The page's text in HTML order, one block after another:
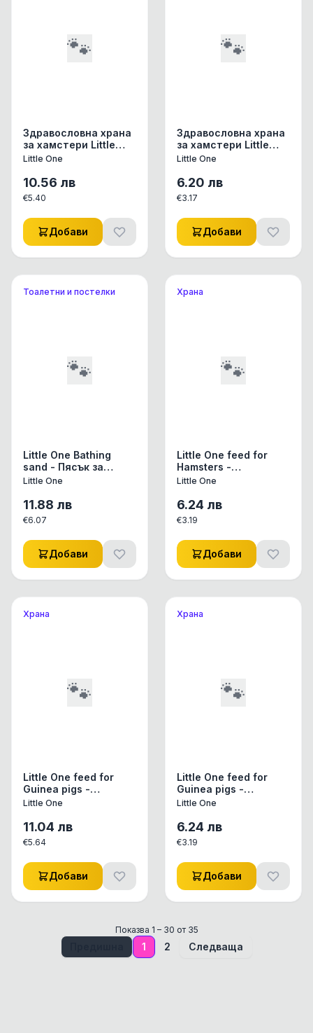
🐾
Здравословна храна
за хамстери Little
One Feed for
ядки и редки
плодове 0.900кг.
Little One
10.56 лв
€5.40
Добави
🐾
Здравословна храна
за хамстери Little
One Feed for
ядки и редки
плодове 0.400 кг.
Little One
6.20 лв
€3.17
Добави
Тоалетни и постелки
🐾
Little One Bathing
sand - Пясък за
къпане 1 кг
Little One
11.88 лв
€6.07
Добави
Храна
🐾
Little One feed for
Hamsters -
Пълноценна
хамстери 400 гр
Little One
6.24 лв
€3.19
Добави
Храна
🐾
Little One feed for
Guinea pigs -
Пълноценна
морски свинчета
900 гр
Little One
11.04 лв
€5.64
Добави
Храна
🐾
Little One feed for
Guinea pigs -
Пълноценна
морски свинчета
400 гр
Little One
6.24 лв
€3.19
Добави
Показва 1 – 30 от 35
1 2 Следваща